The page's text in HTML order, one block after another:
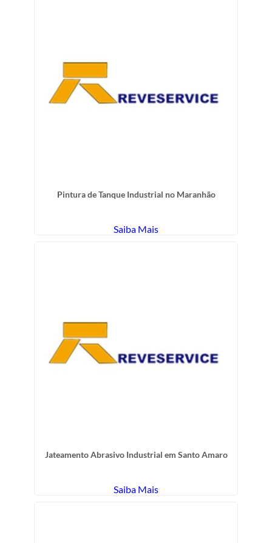
Pintura de Tanque Industrial no Maranhão
Saiba Mais
Jateamento Abrasivo Industrial em Santo Amaro
Saiba Mais